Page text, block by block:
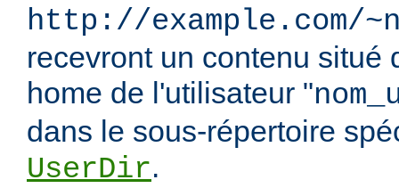
http://example.com/
recevront un contenu situé
home de l'utilisateur "
dans le sous-répertoire
UserDir.